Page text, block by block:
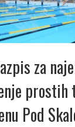
za
prostih
Pod